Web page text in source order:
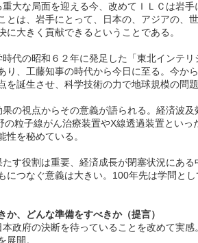
大な局面を迎える今、改めてＩＬＣは岩
とは、岩手にとって、日本の、アジアの、
大きく貢献できるということである。
代の昭和６２年に発足した「東北インテ
り、工藤知事の時代から今日に至る。今
を誕生させ、科学技術の力で地球規模の問
の視点からその意義が語られる。経済波
の粒子線がん治療装置やX線透過装置とい
性を秘めている。
す役割は重要、経済成長が閉塞状況にあ
につなぐ意義は大きい。100年先は学問と
、どんな準備をすべきか（提言）
政府の決断を待っていることを改めて実
展開 。